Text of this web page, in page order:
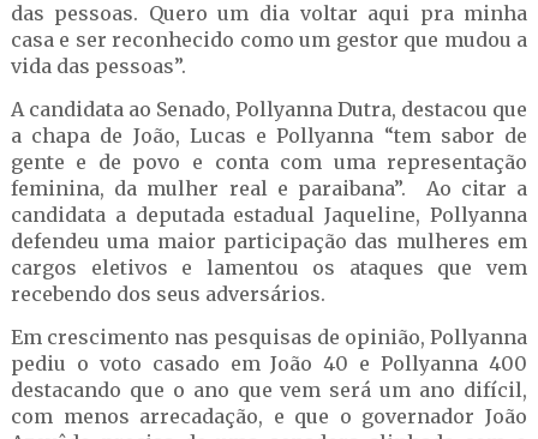
das pessoas. Quero um dia voltar aqui pra minha
casa e ser reconhecido como um gestor que mudou a
vida das pessoas”.
A candidata ao Senado, Pollyanna Dutra, destacou que
a chapa de João, Lucas e Pollyanna “tem sabor de
gente e de povo e conta com uma representação
feminina, da mulher real e paraibana”. Ao citar a
candidata a deputada estadual Jaqueline, Pollyanna
defendeu uma maior participação das mulheres em
cargos eletivos e lamentou os ataques que vem
recebendo dos seus adversários.
Em crescimento nas pesquisas de opinião, Pollyanna
pediu o voto casado em João 40 e Pollyanna 400
destacando que o ano que vem será um ano difícil,
com menos arrecadação, e que o governador João